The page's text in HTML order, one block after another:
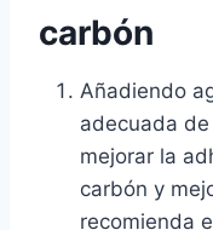
carbón
Añadiendo
adecuada
mejorar la
carbón y
recomienda